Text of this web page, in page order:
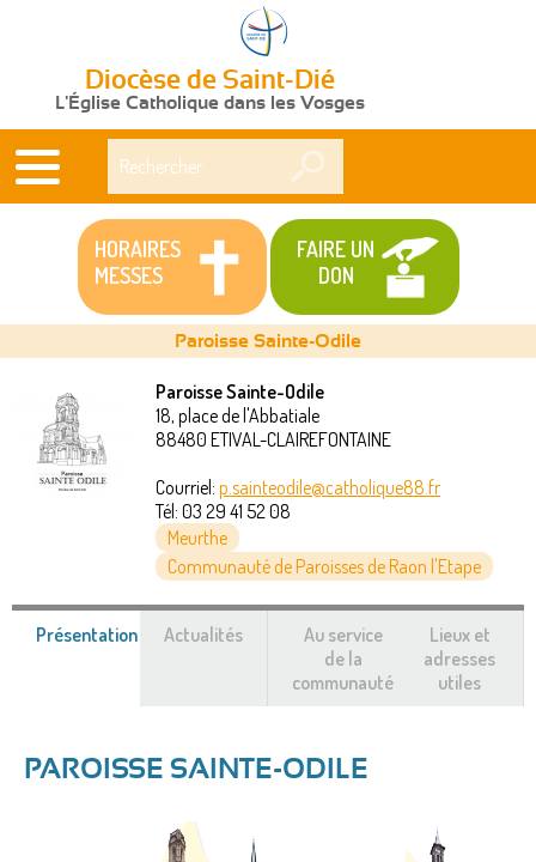
Diocèse de Saint-Dié
L'Église Catholique dans les Vosges
HORAIRES
MESSES
FAIRE UN
DON
Vous
êtes
Paroisse Sainte-Odile
Paroisse Sainte-Odile
18, place de l'Abbatiale
88480 ETIVAL-CLAIREFONTAINE
Courriel: p.sainteodile@catholique88.fr
Tél: 03 29 41 52 08
Meurthe
Communauté de Paroisses de Raon l'Etape
Présentation (onglet
Actualités
Au service
de la
communauté
Lieux et
adresses
utiles
PAROISSE SAINTE-ODILE